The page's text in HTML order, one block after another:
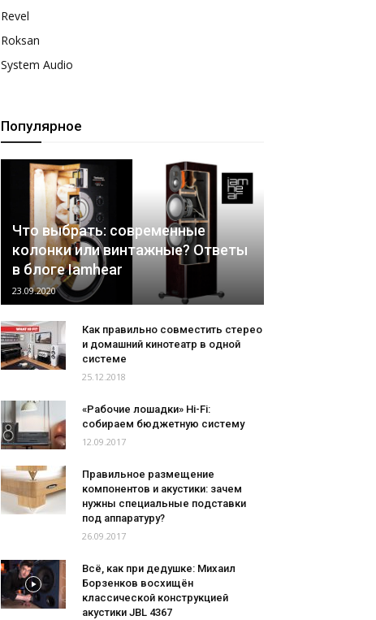
Revel
Roksan
System Audio
Популярное
Что выбрать: современные
колонки или винтажные? Ответы
в блоге Iamhear
23.09.2020
Как правильно совместить стерео
и домашний кинотеатр в одной
системе
25.12.2018
«Рабочие лошадки» Hi-Fi:
собираем бюджетную систему
12.09.2017
Правильное размещение
компонентов и акустики: зачем
нужны специальные подставки
под аппаратуру?
26.09.2017
Всё, как при дедушке: Михаил
Борзенков восхищён
классической конструкцией
акустики JBL 4367